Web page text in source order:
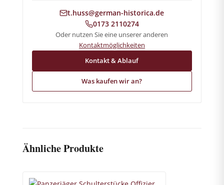
t.huss@german-historica.de
0173 2110274
Oder nutzen Sie eine unserer anderen
Kontaktmöglichkeiten
Kontakt & Ablauf
Was kaufen wir an?
Ähnliche Produkte